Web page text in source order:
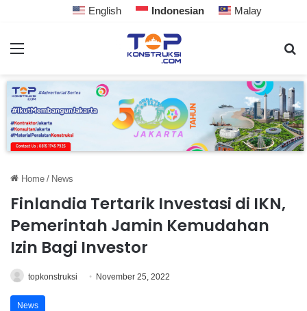
English Indonesian Malay
Home / News
Finlandia Tertarik Investasi di IKN,
Pemerintah Jamin Kemudahan
Izin Bagi Investor
topkonstruksi November 25, 2022
News